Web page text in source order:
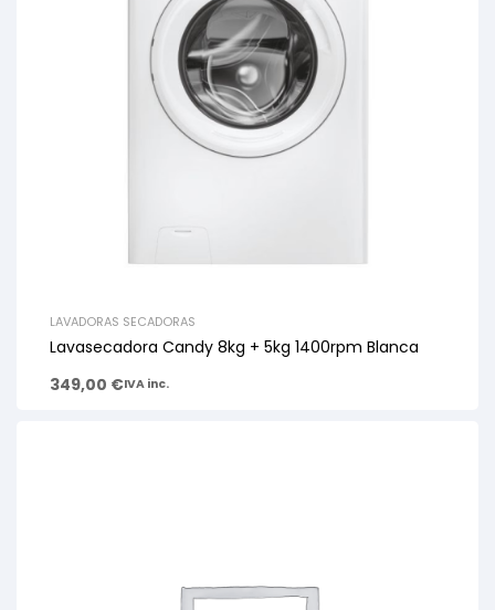
LAVADORAS SECADORAS
Lavasecadora Candy 8kg + 5kg 1400rpm Blanca
349,00 €IVA inc.